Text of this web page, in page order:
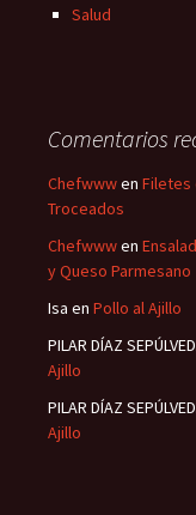
Salud
Comentarios
Chefwwwen Filetes
Troceados
Chefwwwen
y Queso Parmesano
Isa en Pollo al Ajillo
PILAR DÍAZ
Ajillo
PILAR DÍAZ
Ajillo